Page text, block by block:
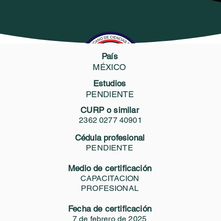
CMCFDPF251101
ROBERTO TOHOM
Compartir
Área de certificación profesional
Master in Government Auditing and Public
Management
País
MÉXICO
Estudios
PENDIENTE
CURP o similar
2362 0277 40901
Cédula profesional
PENDIENTE
Medio de certificación
CAPACITACION
PROFESIONAL
Fecha de certificación
7 de febrero de 2025